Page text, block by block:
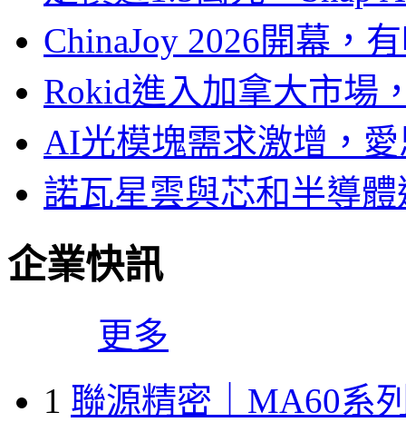
ChinaJoy 2026開幕，
Rokid進入加拿大市場
AI光模塊需求激增，
諾瓦星雲與芯和半導
企業快訊
更多
1 聯源精密｜MA60系